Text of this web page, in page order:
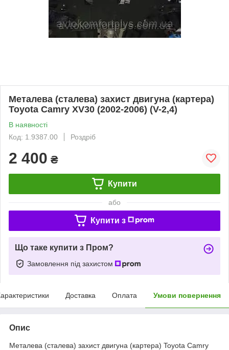
Металева (сталева) захист двигуна (картера)
Toyota Camry XV30 (2002-2006) (V-2,4)
В наявності
Код: 1.9387.00
Роздріб
2 400 ₴
Купити
або
Купити з
Що таке купити з Пром?
Замовлення під захистом
Доставка Оплата Умови повернення
Опис
Металева (сталева) захист двигуна (картера) Toyota Camry